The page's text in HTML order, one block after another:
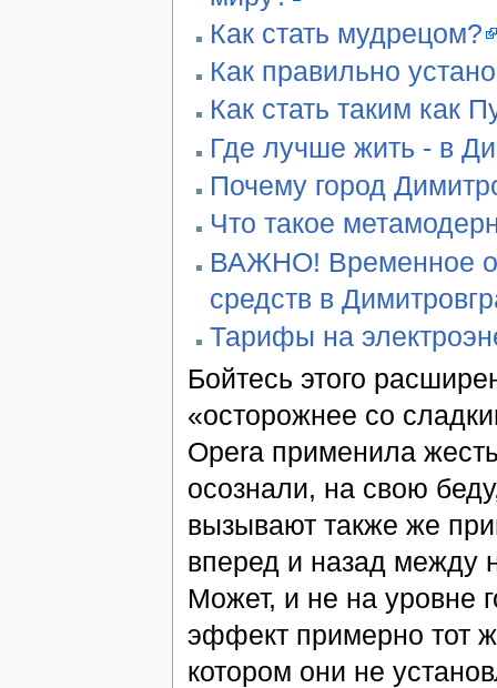
Как стать мудрецом?
Как правильно
Как стать таким как
Где лучше жить - в
Почему город
Что такое
ВАЖНО! Временное
средств в
Тарифы на
Бойтесь этого
«осторожнее со
Opera применила
осознали, на свою
вызывают также же
вперед и назад между
Может, и не на уровне
эффект примерно тот
котором они не